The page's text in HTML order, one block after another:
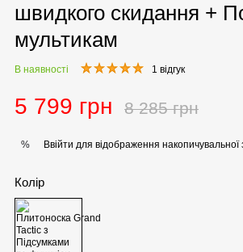
швидкого скидання +
мультикам
В наявності 1 відгук
5 799 грн 8 285 грн
% Ввійти для відображення накопичувальної
Колір